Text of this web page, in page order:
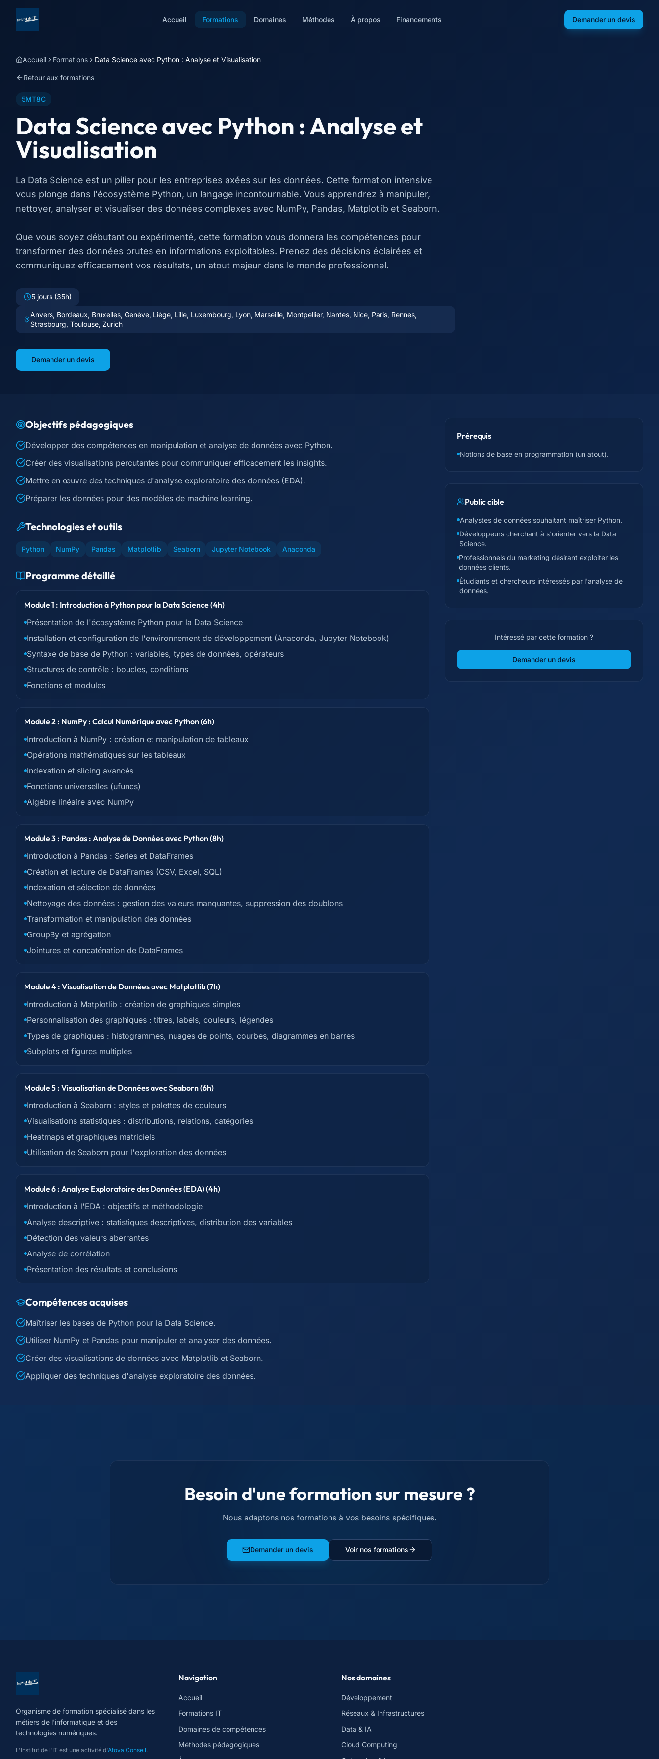
Accueil Formations Domaines Méthodes À propos Financements Demander un devis
Accueil Formations Data Science avec Python : Analyse et Visualisation
Retour aux formations
5MT8C
Data Science avec Python : Analyse et
Visualisation
La Data Science est un pilier pour les entreprises axées sur les données. Cette formation intensive
vous plonge dans l'écosystème Python, un langage incontournable. Vous apprendrez à manipuler,
nettoyer, analyser et visualiser des données complexes avec NumPy, Pandas, Matplotlib et Seaborn.
Que vous soyez débutant ou expérimenté, cette formation vous donnera les compétences pour
transformer des données brutes en informations exploitables. Prenez des décisions éclairées et
communiquez efficacement vos résultats, un atout majeur dans le monde professionnel.
5 jours (35h)
Anvers, Bordeaux, Bruxelles, Genève, Liège, Lille, Luxembourg, Lyon, Marseille, Montpellier, Nantes, Nice, Paris, Rennes,
Strasbourg, Toulouse, Zurich
Demander un devis
Objectifs pédagogiques
Développer des compétences en manipulation et analyse de données avec Python.
Créer des visualisations percutantes pour communiquer efficacement les insights.
Mettre en œuvre des techniques d'analyse exploratoire des données (EDA).
Préparer les données pour des modèles de machine learning.
Technologies et outils
Python NumPy Pandas Matplotlib Seaborn Jupyter Notebook Anaconda
Programme détaillé
Module 1 : Introduction à Python pour la Data Science (4h)
Présentation de l'écosystème Python pour la Data Science
Installation et configuration de l'environnement de développement (Anaconda, Jupyter Notebook)
Syntaxe de base de Python : variables, types de données, opérateurs
Structures de contrôle : boucles, conditions
Fonctions et modules
Module 2 : NumPy : Calcul Numérique avec Python (6h)
Introduction à NumPy : création et manipulation de tableaux
Opérations mathématiques sur les tableaux
Indexation et slicing avancés
Fonctions universelles (ufuncs)
Algèbre linéaire avec NumPy
Module 3 : Pandas : Analyse de Données avec Python (8h)
Introduction à Pandas : Series et DataFrames
Création et lecture de DataFrames (CSV, Excel, SQL)
Indexation et sélection de données
Nettoyage des données : gestion des valeurs manquantes, suppression des doublons
Transformation et manipulation des données
GroupBy et agrégation
Jointures et concaténation de DataFrames
Module 4 : Visualisation de Données avec Matplotlib (7h)
Introduction à Matplotlib : création de graphiques simples
Personnalisation des graphiques : titres, labels, couleurs, légendes
Types de graphiques : histogrammes, nuages de points, courbes, diagrammes en barres
Subplots et figures multiples
Module 5 : Visualisation de Données avec Seaborn (6h)
Introduction à Seaborn : styles et palettes de couleurs
Visualisations statistiques : distributions, relations, catégories
Heatmaps et graphiques matriciels
Utilisation de Seaborn pour l'exploration des données
Module 6 : Analyse Exploratoire des Données (EDA) (4h)
Introduction à l'EDA : objectifs et méthodologie
Analyse descriptive : statistiques descriptives, distribution des variables
Détection des valeurs aberrantes
Analyse de corrélation
Présentation des résultats et conclusions
Compétences acquises
Maîtriser les bases de Python pour la Data Science.
Utiliser NumPy et Pandas pour manipuler et analyser des données.
Créer des visualisations de données avec Matplotlib et Seaborn.
Appliquer des techniques d'analyse exploratoire des données.
Prérequis
Notions de base en programmation (un atout).
Public cible
Analystes de données souhaitant maîtriser Python.
Développeurs cherchant à s'orienter vers la Data
Science.
Professionnels du marketing désirant exploiter les
données clients.
Étudiants et chercheurs intéressés par l'analyse de
données.
Intéressé par cette formation ?
Demander un devis
Besoin d'une formation sur mesure ?
Nous adaptons nos formations à vos besoins spécifiques.
Demander un devis Voir nos formations
Organisme de formation spécialisé dans les
métiers de l'informatique et des
technologies numériques.
L'Institut de l'IT est une activité d'Atova Conseil.
Navigation
Accueil
Formations IT
Domaines de compétences
Méthodes pédagogiques
Nos domaines
Développement
Réseaux & Infrastructures
Data & IA
Cloud Computing